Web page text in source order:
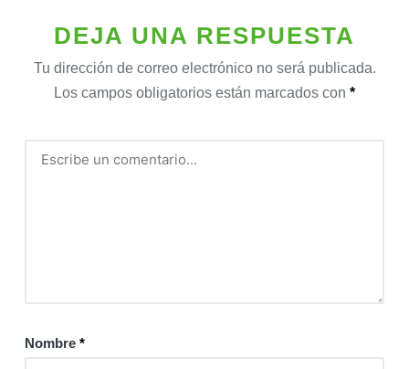
DEJA UNA RESPUESTA
Tu dirección de correo electrónico no será publicada.
Los campos obligatorios están marcados con *
Nombre *